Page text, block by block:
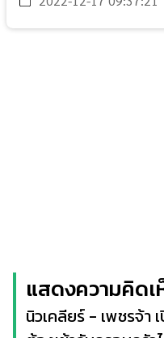
แสดงความคิดเ
นิวเคลียร์ - เพชรจ้า